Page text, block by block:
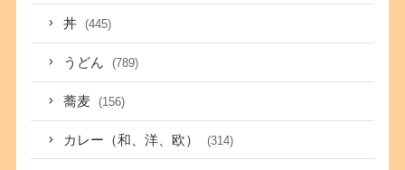
丼 (445)
うどん (789)
蕎麦 (156)
カレー（和、洋、欧） (314)